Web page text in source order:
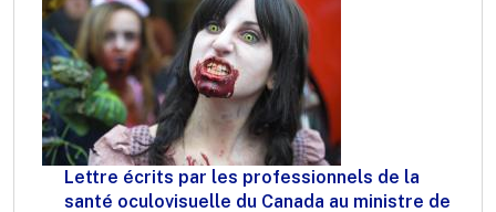
Lettre écrits par les professionnels de la
santé oculovisuelle du Canada au ministre de